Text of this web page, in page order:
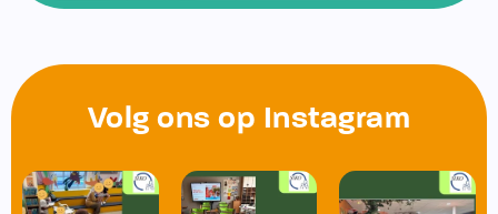
Volg ons op Instagram